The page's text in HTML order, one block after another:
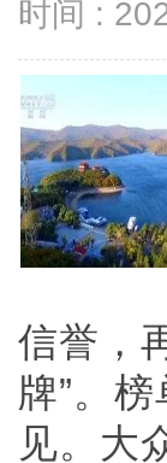
时间 :
信誉，
牌”。
见。大